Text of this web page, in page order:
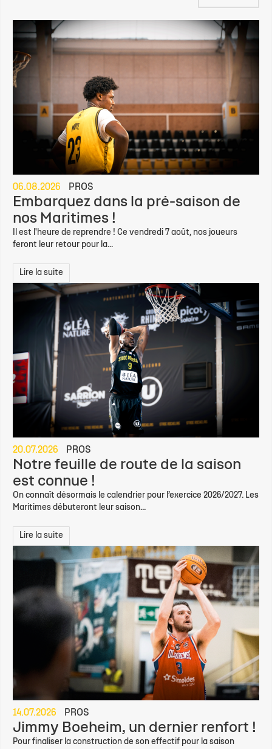
06.08.2026 PROS
Embarquez dans la pré-saison de
nos Maritimes !
Il est l'heure de reprendre ! Ce vendredi 7 août, nos joueurs
feront leur retour pour la...
Lire la suite
20.07.2026 PROS
Notre feuille de route de la saison
est connue !
On connaît désormais le calendrier pour l’exercice 2026/2027. Les
Maritimes débuteront leur saison...
Lire la suite
14.07.2026 PROS
Jimmy Boeheim, un dernier renfort !
Pour finaliser la construction de son effectif pour la saison